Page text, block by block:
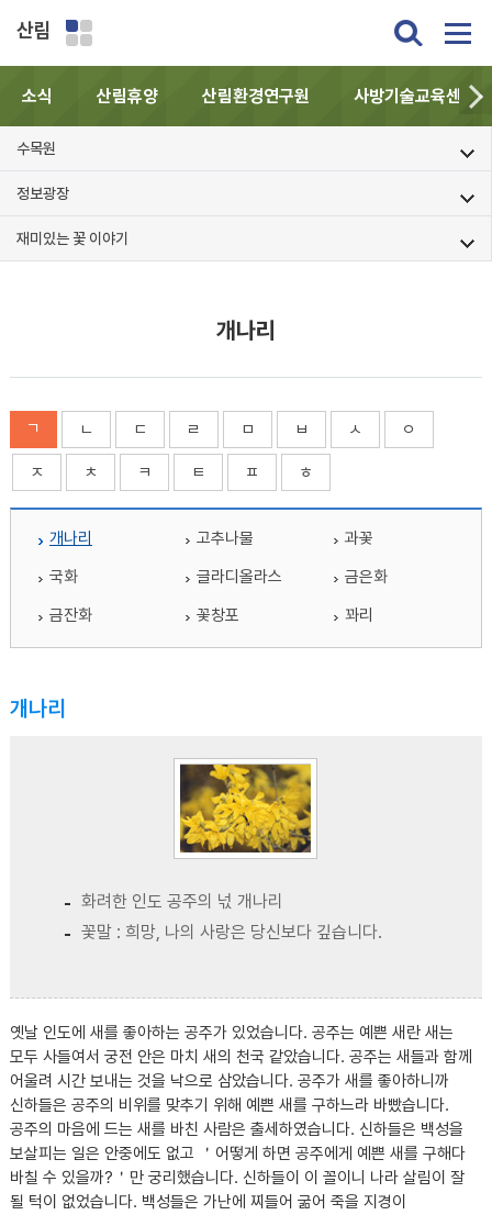
산림
소식 산림휴양 산림환경연구원 사방기술교육센터
수목원
정보광장
재미있는 꽃 이야기
개나리
ㄱ ㄴ ㄷ ㄹ ㅁ ㅂ ㅅ ㅇ
ㅈ ㅊ ㅋ ㅌ ㅍ ㅎ
개나리 고추나물
과꽃
국화
글라디올라스
금은화
금잔화
꽃창포 꽈리
개나리
화려한 인도 공주의 넋 개나리
꽃말 : 희망, 나의 사랑은 당신보다 깊습니다.
옛날 인도에 새를 좋아하는 공주가 있었습니다. 공주는 예쁜 새란 새는
모두 사들여서 궁전 안은 마치 새의 천국 같았습니다. 공주는 새들과 함께
어울려 시간 보내는 것을 낙으로 삼았습니다. 공주가 새를 좋아하니까
신하들은 공주의 비위를 맞추기 위해 예쁜 새를 구하느라 바빴습니다.
공주의 마음에 드는 새를 바친 사람은 출세하였습니다. 신하들은 백성을
보살피는 일은 안중에도 없고 ＇어떻게 하면 공주에게 예쁜 새를 구해다
바칠 수 있을까?＇만 궁리했습니다. 신하들이 이 꼴이니 나라 살림이 잘
될 턱이 없었습니다. 백성들은 가난에 찌들어 굶어 죽을 지경이